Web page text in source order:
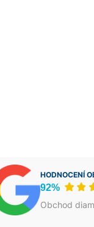
HODNOCENÍ
92%
Obchod